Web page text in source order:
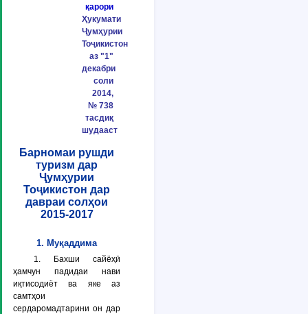
қарори
Ҳукумати
Ҷумҳурии
Тоҷикистон
аз "1"
декабри
соли
2014,
№ 738
тасдиқ
шудааст
Барномаи рушди
туризм дар
Ҷумҳурии
Тоҷикистон дар
давраи солҳои
2015-2017
1. Муқаддима
1. Бахши сайёҳӣ
ҳамчун падидаи нави
иқтисодиёт ва яке аз
самтҳои
сердаромадтарини он дар